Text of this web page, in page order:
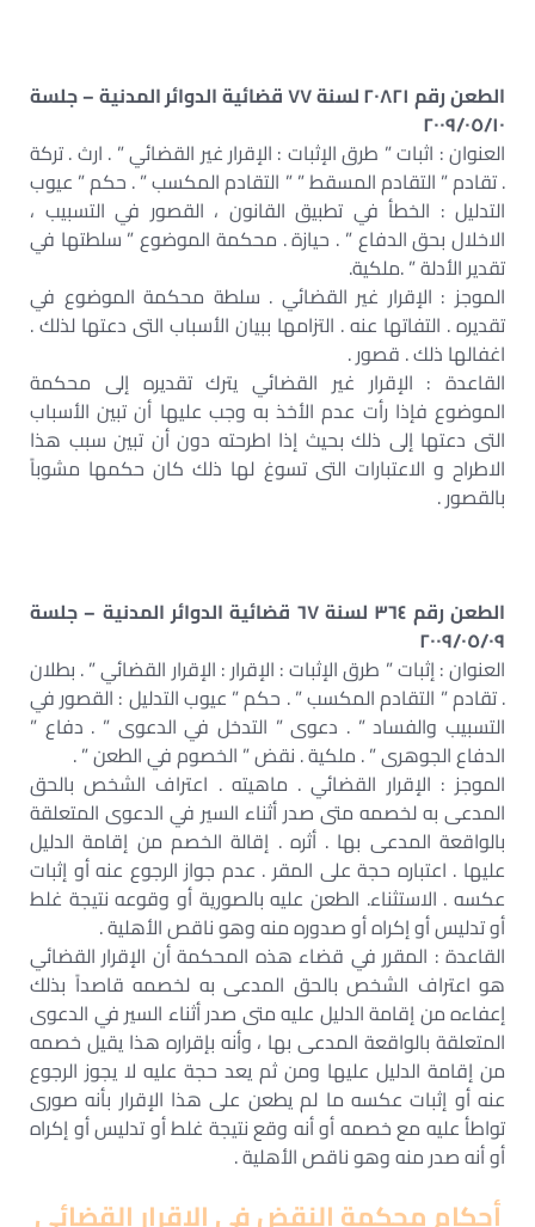
الطعن رقم ٢٠٨٢١ لسنة ٧٧ قضائية الدوائر المدنية – جلسة
٢٠٠٩/٠٥/١٠
العنوان : اثبات ” طرق الإثبات : الإقرار غير القضائي ” . ارث . تركة
. تقادم ” التقادم المسقط ” ” التقادم المكسب ” . حكم ” عيوب
التدليل : الخطأ في تطبيق القانون ، القصور في التسبيب ،
الاخلال بحق الدفاع ” . حيازة . محكمة الموضوع ” سلطتها في
تقدير الأدلة ” .ملكية.
الموجز : الإقرار غير القضائي . سلطة محكمة الموضوع في
تقديره . التفاتها عنه . التزامها ببيان الأسباب التى دعتها لذلك .
اغفالها ذلك . قصور .
القاعدة : الإقرار غير القضائي يترك تقديره إلى محكمة
الموضوع فإذا رأت عدم الأخذ به وجب عليها أن تبين الأسباب
التى دعتها إلى ذلك بحيث إذا اطرحته دون أن تبين سبب هذا
الاطراح و الاعتبارات التى تسوغ لها ذلك كان حكمها مشوباً
بالقصور .
الطعن رقم ٣٦٤ لسنة ٦٧ قضائية الدوائر المدنية – جلسة
٢٠٠٩/٠٥/٠٩
العنوان : إثبات ” طرق الإثبات : الإقرار : الإقرار القضائي ” . بطلان
. تقادم ” التقادم المكسب ” . حكم ” عيوب التدليل : القصور في
التسبيب والفساد ” . دعوى ” التدخل في الدعوى ” . دفاع ”
الدفاع الجوهرى ” . ملكية . نقض ” الخصوم في الطعن ” .
الموجز : الإقرار القضائي . ماهيته . اعتراف الشخص بالحق
المدعى به لخصمه متى صدر أثناء السير في الدعوى المتعلقة
بالواقعة المدعى بها . أثره . إقالة الخصم من إقامة الدليل
عليها . اعتباره حجة على المقر . عدم جواز الرجوع عنه أو إثبات
عكسه . الاستثناء. الطعن عليه بالصورية أو وقوعه نتيجة غلط
أو تدليس أو إكراه أو صدوره منه وهو ناقص الأهلية .
القاعدة : المقرر في قضاء هذه المحكمة أن الإقرار القضائي
هو اعتراف الشخص بالحق المدعى به لخصمه قاصداً بذلك
إعفاءه من إقامة الدليل عليه متى صدر أثناء السير في الدعوى
المتعلقة بالواقعة المدعى بها ، وأنه بإقراره هذا يقيل خصمه
من إقامة الدليل عليها ومن ثم يعد حجة عليه لا يجوز الرجوع
عنه أو إثبات عكسه ما لم يطعن على هذا الإقرار بأنه صورى
تواطأ عليه مع خصمه أو أنه وقع نتيجة غلط أو تدليس أو إكراه
أو أنه صدر منه وهو ناقص الأهلية .
أحكام محكمة النقض فى الاقرار القضائى